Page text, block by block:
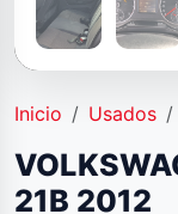
Inicio Usados
21B 2012